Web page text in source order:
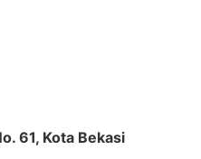
61, Kota Bekasi